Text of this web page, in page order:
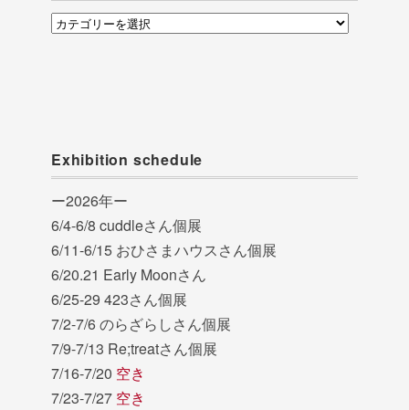
category
Exhibition schedule
ー2026年ー
6/4-6/8 cuddleさん個展
6/11-6/15 おひさまハウスさん個展
6/20.21 Early Moonさん
6/25-29 423さん個展
7/2-7/6 のらざらしさん個展
7/9-7/13 Re;treatさん個展
7/16-7/20 空き
7/23-7/27 空き